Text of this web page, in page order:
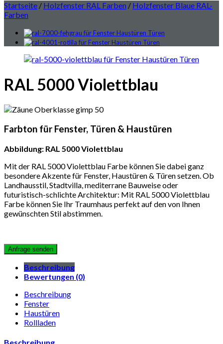
Startseite / Holzfenster RAL Farben / Holzfenster Blaue RAL-
Farben
RAL 5000 Violettblau
Farbton für Fenster, Türen & Haustüren
Abbildung: RAL 5000 Violettblau
Mit der RAL 5000 Violettblau Farbe können Sie dabei ganz
besondere Akzente für Fenster, Haustüren & Türen setzen. Ob
Landhausstil, Stadtvilla, mediterrane Bauweise oder
futuristisch-schlichte Architektur: Mit RAL 5000 Violettblau
Farbe können Sie Ihr Traumhaus perfekt auf den von Ihnen
gewünschten Stil abstimmen.
Beschreibung
Bewertungen (0)
Beschreibung
Fenster
Haustüren
Rollladen